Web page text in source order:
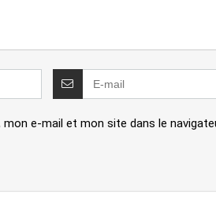
mon e-mail et mon site dans le